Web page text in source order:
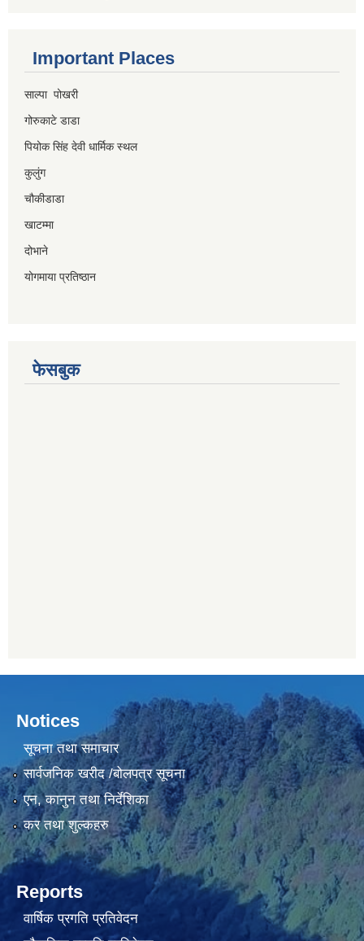
Important Places
साल्पा पोखरी
गोरुकाटे डाडा
पियोक सिंह देवी धार्मिक स्थल
कुलुंग
चौकीडाडा
खाटम्मा
दोभाने
योगमाया प्रतिष्ठान
फेसबुक
Notices
सूचना तथा समाचार
सार्वजनिक खरीद /बोलपत्र सूचना
एन, कानुन तथा निर्देशिका
कर तथा शुल्कहरु
Reports
वार्षिक प्रगति प्रतिवेदन